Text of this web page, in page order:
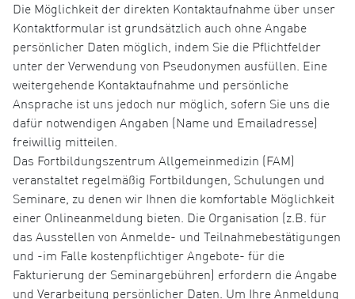
Die Möglichkeit der direkten Kontaktaufnahme über unser
Kontaktformular ist grundsätzlich auch ohne Angabe
persönlicher Daten möglich, indem Sie die Pflichtfelder
unter der Verwendung von Pseudonymen ausfüllen. Eine
weitergehende Kontaktaufnahme und persönliche
Ansprache ist uns jedoch nur möglich, sofern Sie uns die
dafür notwendigen Angaben (Name und Emailadresse)
freiwillig mitteilen.
Das Fortbildungszentrum Allgemeinmedizin (FAM)
veranstaltet regelmäßig Fortbildungen, Schulungen und
Seminare, zu denen wir Ihnen die komfortable Möglichkeit
einer Onlineanmeldung bieten. Die Organisation (z.B. für
das Ausstellen von Anmelde- und Teilnahmebestätigungen
und -im Falle kostenpflichtiger Angebote- für die
Fakturierung der Seminargebühren) erfordern die Angabe
und Verarbeitung persönlicher Daten. Um Ihre Anmeldung